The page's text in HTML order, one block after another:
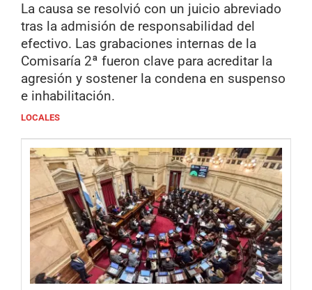
La causa se resolvió con un juicio abreviado
tras la admisión de responsabilidad del
efectivo. Las grabaciones internas de la
Comisaría 2ª fueron clave para acreditar la
agresión y sostener la condena en suspenso
e inhabilitación.
LOCALES